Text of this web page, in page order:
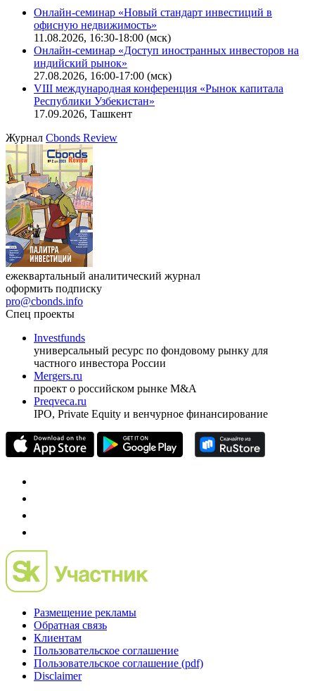
Онлайн-семинар «Новый стандарт инвестиций в
офисную недвижимость»
11.08.2026, 16:30-18:00 (мск)
Онлайн-семинар «Доступ иностранных инвесторов на
индийский рынок»
27.08.2026, 16:00-17:00 (мск)
VIII международная конференция «Рынок капитала
Республики Узбекистан»
17.09.2026, Ташкент
Журнал Cbonds Review
ежеквартальный аналитический журнал
оформить подписку
pro@cbonds.info
Спец проекты
Investfunds
универсальный ресурс по фондовому рынку для
частного инвестора России
Mergers.ru
проект о российском рынке M&A
Preqveca.ru
IPO, Private Equity и венчурное финансирование
Размещение рекламы
Обратная связь
Клиентам
Пользовательское соглашение
Пользовательское соглашение (pdf)
Disclaimer